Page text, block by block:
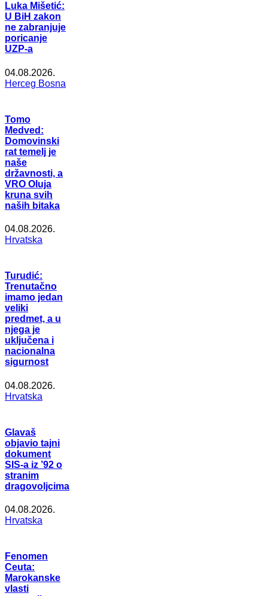
Luka Mišetić:
U BiH zakon
ne zabranjuje
poricanje
UZP-a
04.08.2026.
Herceg Bosna
Tomo
Medved:
Domovinski
rat temelj je
naše
državnosti, a
VRO Oluja
kruna svih
naših bitaka
04.08.2026.
Hrvatska
Turudić:
Trenutačno
imamo jedan
veliki
predmet, a u
njega je
uključena i
nacionalna
sigurnost
04.08.2026.
Hrvatska
Glavaš
objavio tajni
dokument
SIS-a iz ’92 o
stranim
dragovoljcima
04.08.2026.
Hrvatska
Fenomen
Ceuta:
Marokanske
vlasti